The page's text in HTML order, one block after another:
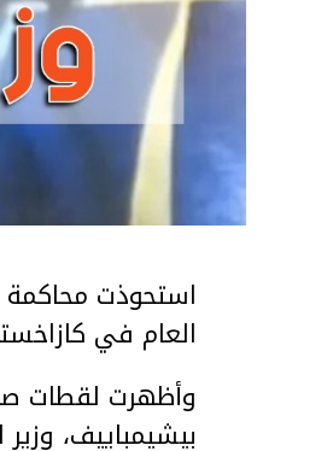
استحوذت
العام في
وأظهرت لقطات
بيشيمباييف،